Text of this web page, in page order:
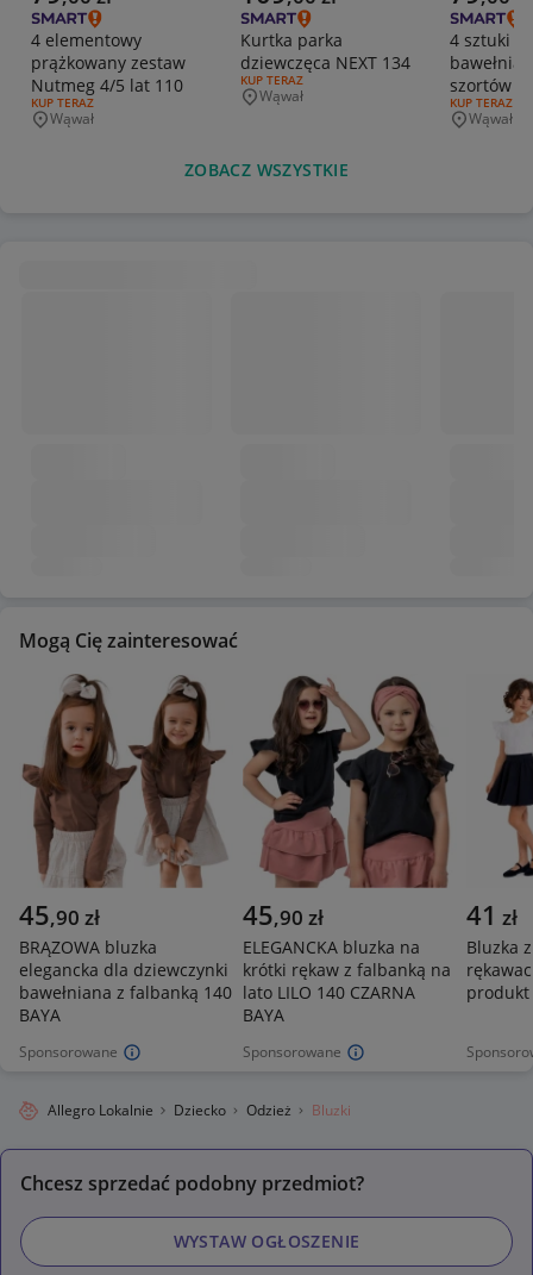
4 elementowy
prążkowany zestaw
Nutmeg 4/5 lat 110
RODZAJ OFERTY:
KUP TERAZ
Miejscowość
Wąwał
Kurtka parka
dziewczęca NEXT 134
RODZAJ OFERTY:
KUP TERAZ
Miejscowość
Wąwał
4 sztuki
szortów
116
RODZAJ
KUP TERAZ
Wąwał
ZOBACZ WSZYSTKIE
Mogą Cię zainteresować
Sponsorowane
45,90 zł
BRĄZOWA bluzka
elegancka dla dziewczynki
bawełniana z falbanką 140
BAYA
Sponsorowane
45,90 zł
ELEGANCKA bluzka na
krótki rękaw z falbanką na
lato LILO 140 CZARNA
BAYA
41 zł
Bluzka
produkt
Allegro Lokalnie Dziecko Odzież Bluzki
Chcesz sprzedać podobny przedmiot?
WYSTAW OGŁOSZENIE